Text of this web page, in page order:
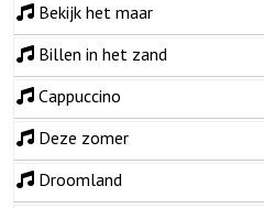
Bekijk het maar
Billen in het zand
Cappuccino
Deze zomer
Droomland